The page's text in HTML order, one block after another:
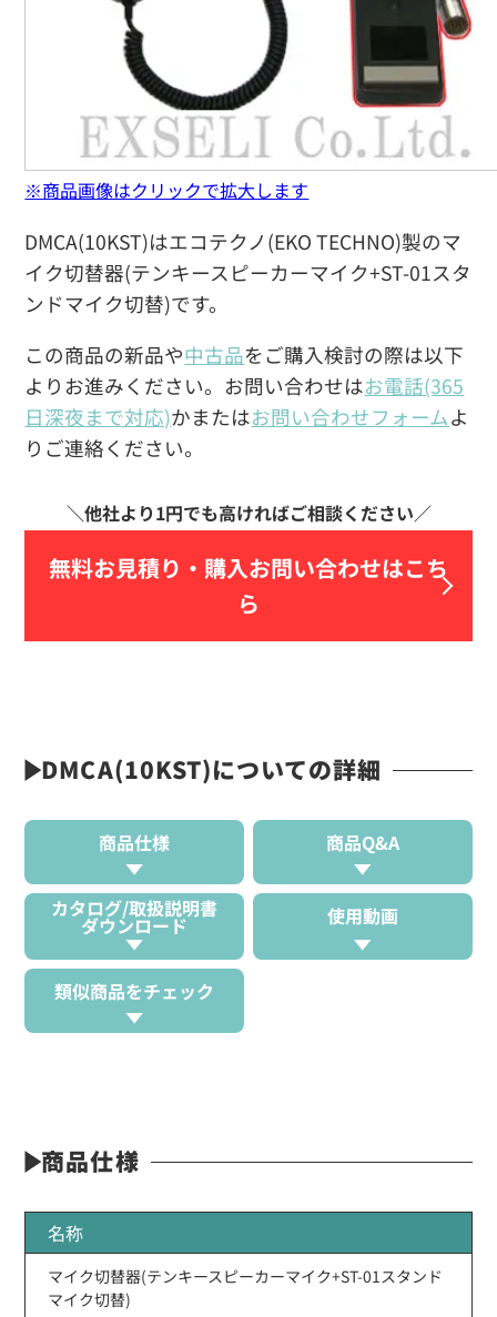
DMCA(10KST)はエコテクノ(EKO TECHNO)製のマ
イク切替器(テンキースピーカーマイク+ST-01スタ
ンドマイク切替)です。
この商品の新品や中古品をご購入検討の際は以下
よりお進みください。お問い合わせはお電話(365
日深夜まで対応)かまたはお問い合わせフォームよ
りご連絡ください。
無料お見積り・ 購入お問い合わせはこち
ら
※商品画像はクリックで拡大します
DMCA(10KST)についての詳細
商品仕様 商品Q&A
カタログ/取扱説明書
ダウンロード 使用動画
類似商品をチェック
商品仕様
名称
マイク切替器(テンキースピーカーマイク+ST-01スタンド
マイク切替)